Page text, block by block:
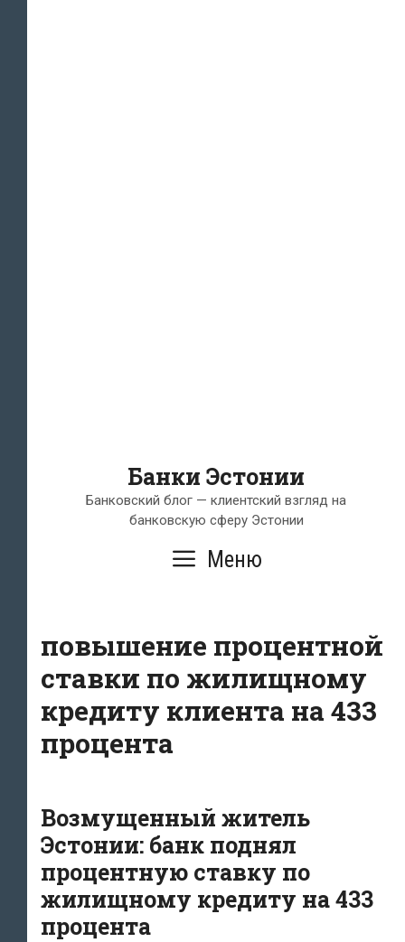
Банки Эстонии
Банковский блог — клиентский взгляд на
банковскую сферу Эстонии
Меню
повышение процентной
ставки по жилищному
кредиту клиента на 433
процента
Возмущенный житель
Эстонии: банк поднял
процентную ставку по
жилищному кредиту на 433
процента